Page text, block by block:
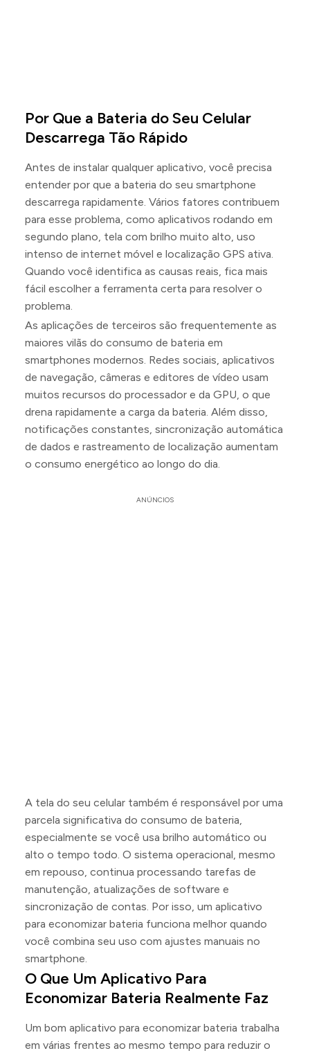
Por Que a Bateria do Seu Celular
Descarrega Tão Rápido
Antes de instalar qualquer aplicativo, você precisa
entender por que a bateria do seu smartphone
descarrega rapidamente. Vários fatores contribuem
para esse problema, como aplicativos rodando em
segundo plano, tela com brilho muito alto, uso
intenso de internet móvel e localização GPS ativa.
Quando você identifica as causas reais, fica mais
fácil escolher a ferramenta certa para resolver o
problema.
As aplicações de terceiros são frequentemente as
maiores vilãs do consumo de bateria em
smartphones modernos. Redes sociais, aplicativos
de navegação, câmeras e editores de vídeo usam
muitos recursos do processador e da GPU, o que
drena rapidamente a carga da bateria. Além disso,
notificações constantes, sincronização automática
de dados e rastreamento de localização aumentam
o consumo energético ao longo do dia.
ANÚNCIOS
A tela do seu celular também é responsável por uma
parcela significativa do consumo de bateria,
especialmente se você usa brilho automático ou
alto o tempo todo. O sistema operacional, mesmo
em repouso, continua processando tarefas de
manutenção, atualizações de software e
sincronização de contas. Por isso, um aplicativo
para economizar bateria funciona melhor quando
você combina seu uso com ajustes manuais no
smartphone.
O Que Um Aplicativo Para
Economizar Bateria Realmente Faz
Um bom aplicativo para economizar bateria trabalha
em várias frentes ao mesmo tempo para reduzir o